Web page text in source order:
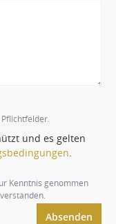
und es gelten
Kenntnis genommen
Absenden